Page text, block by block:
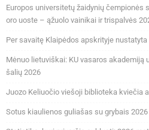
Europos universitetų žaidynių čempionės
oro uoste – ąžuolo vainikai ir trispalvės
Per savaitę Klaipėdos apskrityje
Mėnuo lietuviškai: KU vasaros akademiją
šalių 2026
Juozo Keliuočio viešoji biblioteka kviečia
Sotus kiaulienos guliašas su grybais 2026